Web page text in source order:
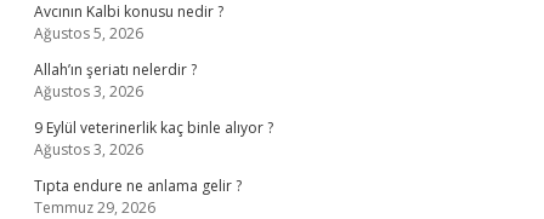
Avcının Kalbi konusu nedir ?
Ağustos 5, 2026
Allah’ın şeriatı nelerdir ?
Ağustos 3, 2026
9 Eylül veterinerlik kaç binle alıyor ?
Ağustos 3, 2026
Tıpta endure ne anlama gelir ?
Temmuz 29, 2026